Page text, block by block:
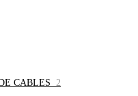
CABLES 2